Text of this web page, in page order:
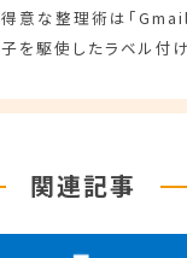
得意な整理術は「
子を駆使したラベル付け
関連記事